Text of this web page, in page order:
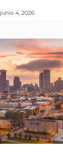
junio 4, 2026